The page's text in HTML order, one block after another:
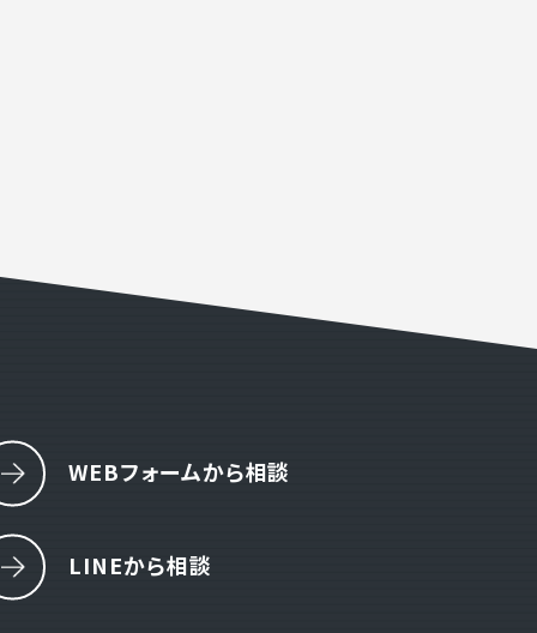
( 土日祝定休 )
WEBフォームから相談
LINEから相談